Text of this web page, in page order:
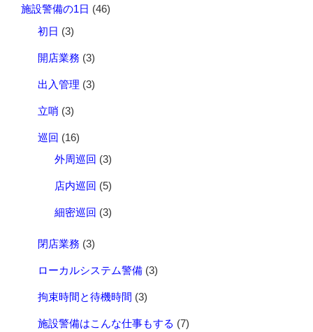
施設警備の1日 (46)
初日 (3)
開店業務 (3)
出入管理 (3)
立哨 (3)
巡回 (16)
外周巡回 (3)
店内巡回 (5)
細密巡回 (3)
閉店業務 (3)
ローカルシステム警備 (3)
拘束時間と待機時間 (3)
施設警備はこんな仕事もする (7)